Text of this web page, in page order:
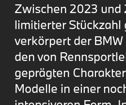
Zwischen 2023 und
limitierter Stückzahl
verkörpert der BMW
den von
geprägten
Modelle in einer